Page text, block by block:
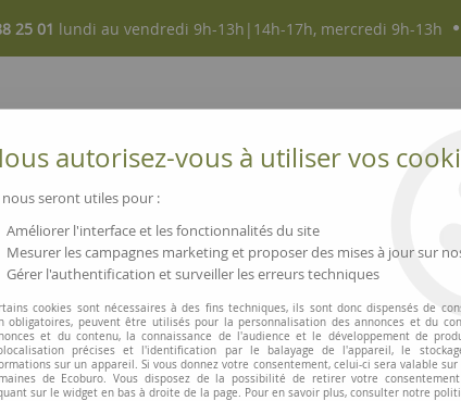
25 01 lundi au vendredi 9h-13h|14h-17h, mercredi 9h-13h
NOUVEAUTÉS MAGASINS ▫
présentation
Valisette
autorisez-vous à utiliser vos
nous seront utiles pour :
Améliorer l'interface et les fonctionnalités du site
Mesurer les campagnes marketing et proposer des mises à jour sur
Gérer l'authentification et surveiller les erreurs techniques
cookies sont nécessaires à des fins techniques, ils sont donc dispensés de
obligatoires, peuvent être utilisés pour la personnalisation des annonces et du
et du contenu, la connaissance de l'audience et le développement de
précises et l'identification par le balayage de l'appareil, le
sur un appareil. Si vous donnez votre consentement, celui-ci sera valable sur
de Ecoburo. Vous disposez de la possibilité de retirer votre
sur le widget en bas à droite de la page. Pour en savoir plus, consulter notre